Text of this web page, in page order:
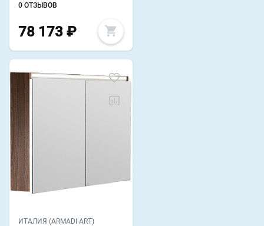
0 ОТЗЫВОВ
78 173 ₽
ИТАЛИЯ (ARMADI ART)